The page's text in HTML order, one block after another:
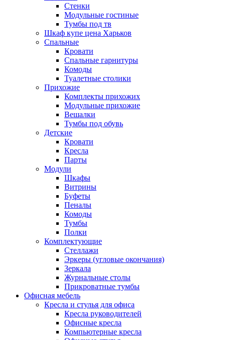
Стенки
Модульные гостиные
Тумбы под тв
Шкаф купе цена Харьков
Спальные
Кровати
Спальные гарнитуры
Комоды
Туалетные столики
Прихожие
Комплекты прихожих
Модульные прихожие
Вешалки
Тумбы под обувь
Детские
Кровати
Кресла
Парты
Модули
Шкафы
Витрины
Буфеты
Пеналы
Комоды
Тумбы
Полки
Комплектующие
Стеллажи
Эркеры (угловые окончания)
Зеркала
Журнальные столы
Прикроватные тумбы
Офисная мебель
Кресла и стулья для офиса
Кресла руководителей
Офисные кресла
Компьютерные кресла